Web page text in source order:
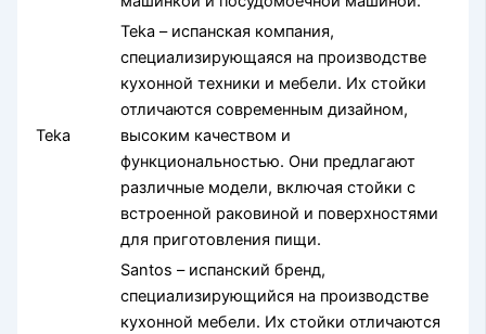
Teka
Teka – испанская компания,
специализирующаяся на производстве
кухонной техники и мебели. Их стойки
отличаются современным дизайном,
высоким качеством и
функциональностью. Они предлагают
различные модели, включая стойки с
встроенной раковиной и поверхностями
для приготовления пищи.
Santos – испанский бренд,
специализирующийся на производстве
кухонной мебели. Их стойки отличаются